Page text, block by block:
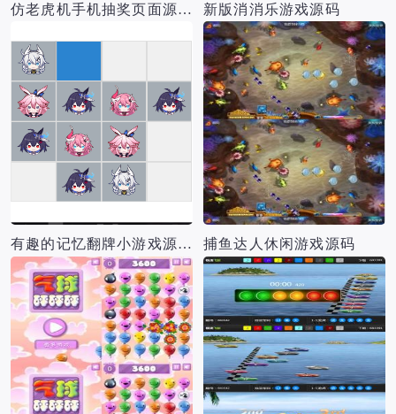
仿老虎机手机抽奖页面源码 新版消消乐游戏源码
有趣的记忆翻牌小游戏源码 捕鱼达人休闲游戏源码